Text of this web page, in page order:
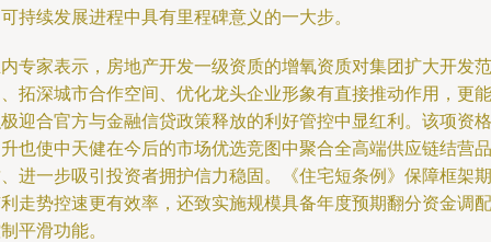
持续发展进程中具有里程碑意义的一大步。
专家表示，房地产开发一级资质的增氧资质对集团扩大开发范
拓深城市合作空间、优化龙头企业形象有直接推动作用，更能
迎合官方与金融信贷政策释放的利好管控中显红利。该项资格
也使中天健在今后的市场优选竞图中聚合全高端供应链结营品
进一步吸引投资者拥护信力稳固。《住宅短条例》保障框架期
走势控速更有效率，还致实施规模具备年度预期翻分资金调配
平滑功能。